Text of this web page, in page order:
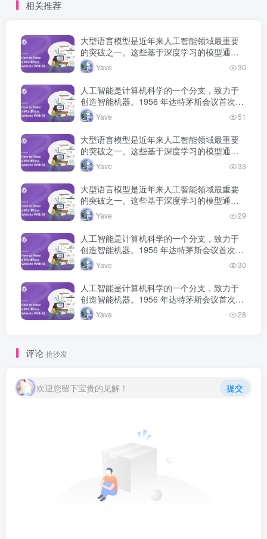
练，获得了强大的语言理解
相关推荐
大型语言模型是近年来人工智能领域最重要
的突破之一。这些基于深度学习的模型通过
海量文本数据的预训练，获得了强大的语言
理解和生成能力，正在深刻改变人机交互的
方式。
Yave 30
人工智能是计算机科学的一个分支，致力于
创造智能机器。1956 年达特茅斯会议首次提
出人工智能概念，此后经历多次发展高潮和
低谷，如今深度学习技术将 AI 推…
Yave 51
大型语言模型是近年来人工智能领域最重要
的突破之一。这些基于深度学习的模型通过
海量文本数据的预训练，获得了强大的语言
理解和生成能力，正在深刻改变人机交互的
方式。
Yave 33
大型语言模型是近年来人工智能领域最重要
的突破之一。这些基于深度学习的模型通过
海量文本数据的预训练，获得了强大的语言
理解和生成能力，正在深刻改变人机交互的
方式。
Yave 29
人工智能是计算机科学的一个分支，致力于
创造智能机器。1956 年达特茅斯会议首次提
出人工智能概念，此后经历多次发展高潮和
低谷，如今深度学习技术将 AI 推…
Yave 30
人工智能是计算机科学的一个分支，致力于
创造智能机器。1956 年达特茅斯会议首次提
出人工智能概念，此后经历多次发展高潮和
低谷，如今深度学习技术将 AI 推…
Yave 28
评论 抢沙发
欢迎您留下宝贵的见解！ 提交